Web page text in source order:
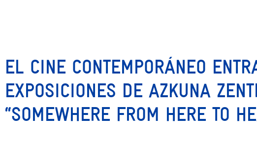
EL CINE CONTEMPORÁNEO
EXPOSICIONES DE AZKUNA
“SOMEWHERE FROM HERE TO